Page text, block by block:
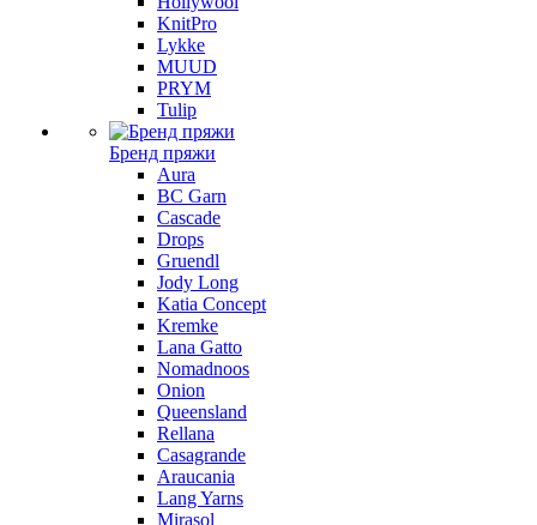
KnitPro
Lykke
MUUD
PRYM
Tulip
Бренд пряжи
Aura
BC Garn
Cascade
Drops
Gruendl
Jody Long
Katia Concept
Kremke
Lana Gatto
Nomadnoos
Onion
Queensland
Rellana
Casagrande
Araucania
Lang Yarns
Mirasol